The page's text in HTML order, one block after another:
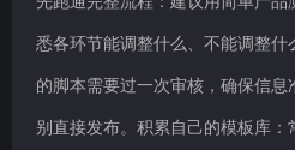
悉各环节能调整什么、不能调整
的脚本需要过一次审核，确保信息
别直接发布。积累自己的模板库：